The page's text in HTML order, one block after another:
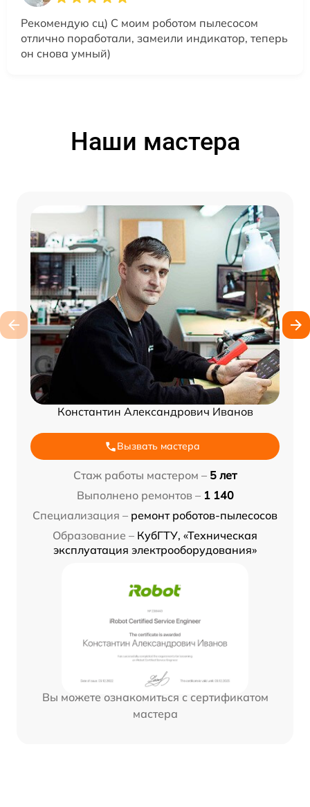
Рекомендую сц) С моим роботом пылесосом
отлично поработали, замеили индикатор, теперь
он снова умный)
Наши мастера
Константин Александрович Иванов
Вызвать мастера
Стаж работы мастером – 5 лет
Выполнено ремонтов – 1 140
Специализация – ремонт роботов-пылесосов
Образование – КубГТУ, «Техническая
эксплуатация электрооборудования»
Вы можете ознакомиться с сертификатом
мастера